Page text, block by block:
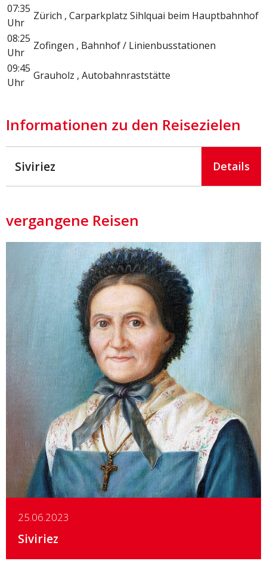
07:35
Uhr
Zürich , Carparkplatz Sihlquai beim Hauptbahnhof
08:25
Uhr
Zofingen , Bahnhof / Linienbusstationen
09:45
Uhr
Grauholz , Autobahnraststätte
Informationen zu den Reisezielen
Siviriez Details
vergangene Reisen
25.06.2023
Siviriez
Details